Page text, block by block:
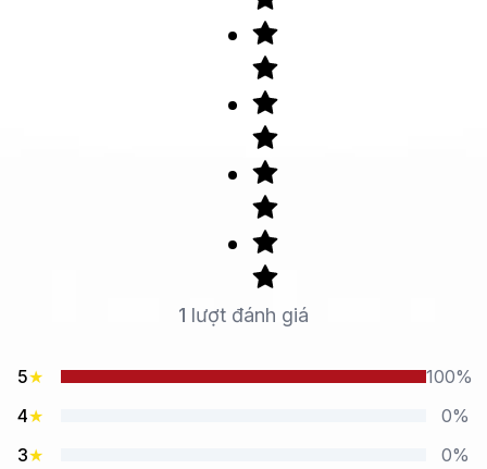
1 lượt đánh giá
5★
100%
4★
0%
3★
0%